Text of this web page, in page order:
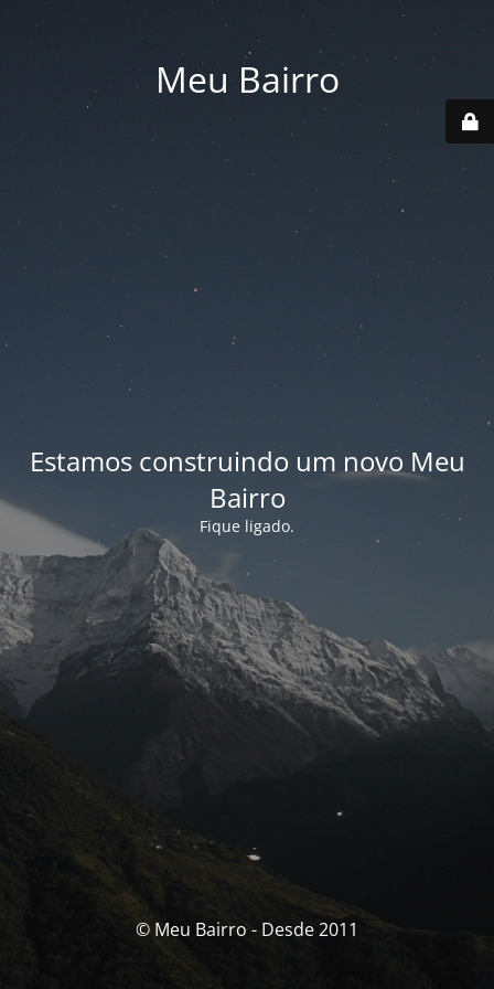
Meu Bairro
Estamos construindo um novo Meu
Bairro
Fique ligado.
© Meu Bairro - Desde 2011